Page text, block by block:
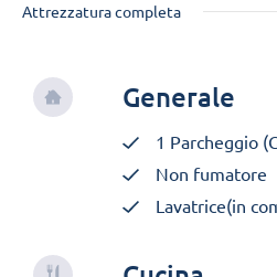
Attrezzatura completa
Generale
1 Parcheggio
Non fumatore
Lavatrice(in